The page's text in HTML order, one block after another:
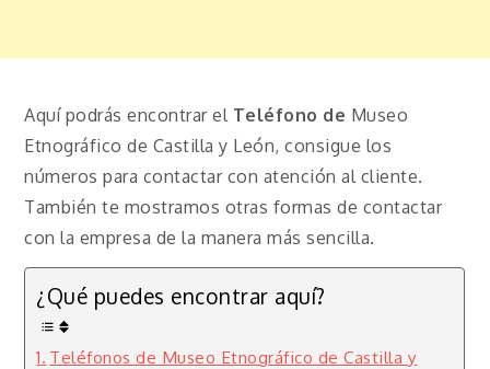
Aquí podrás encontrar el Teléfono de Museo
Etnográfico de Castilla y León, consigue los
números para contactar con atención al cliente.
También te mostramos otras formas de contactar
con la empresa de la manera más sencilla.
¿Qué puedes encontrar aquí?
Teléfonos de Museo Etnográfico de Castilla y